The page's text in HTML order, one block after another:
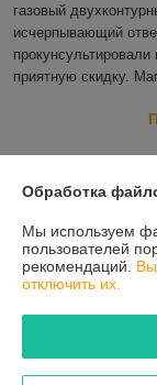
газовый
исчерпывающий
приятную скидку.
О нас
Контакты
Обработка
Мы используем
пользователей
рекомендаций.
отключить их.